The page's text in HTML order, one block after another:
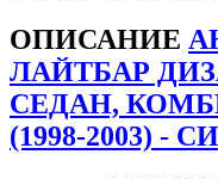
ОПИСАНИЕ
ЛАЙТБАР
СЕДАН,
(1998-2003) -